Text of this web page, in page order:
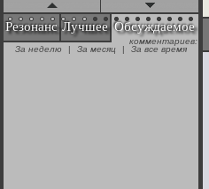
"Аркадий Коц" на
эгалите-фесте "Не
Резонанс Лучшее Обсуждаемое
комментариев:
За неделю
| За месяц | За все время